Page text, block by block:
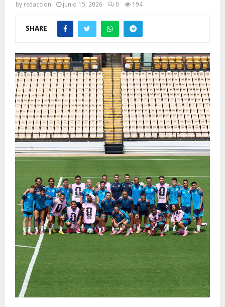
by redaccion junio 15, 2026 0 194
SHARE